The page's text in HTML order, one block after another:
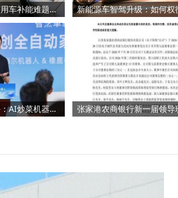
换电模式：破解家用车补能难题，提升便利性与出行确定性的优选方案
橡鹿海尔强强联手：AI炒菜机器人从B端到C端，生态竞争成未来决胜关键